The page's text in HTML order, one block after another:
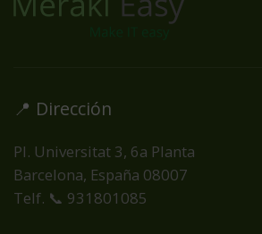
📍 Dirección
Pl. Universitat 3, 6a Planta
Barcelona, España 08007
Telf. 📞 931801085